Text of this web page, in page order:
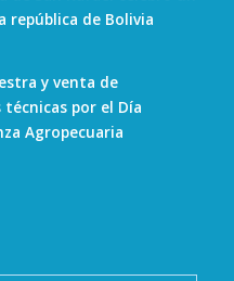
república de Bolivia
y venta de
por el Día
Agropecuaria